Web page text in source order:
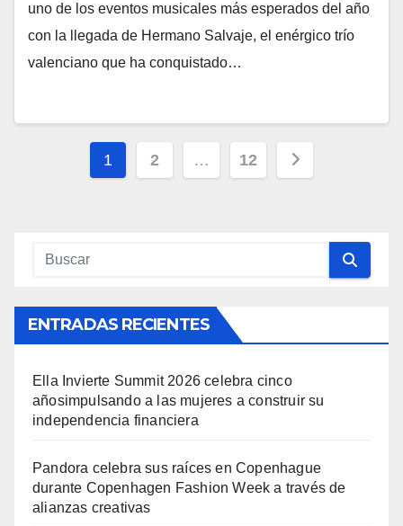
uno de los eventos musicales más esperados del año
con la llegada de Hermano Salvaje, el enérgico trío
valenciano que ha conquistado…
Navegación
1 2 … 12
ENTRADAS RECIENTES
Ella Invierte Summit 2026 celebra cinco
añosimpulsando a las mujeres a construir su
independencia financiera
Pandora celebra sus raíces en Copenhague
durante Copenhagen Fashion Week a través de
alianzas creativas